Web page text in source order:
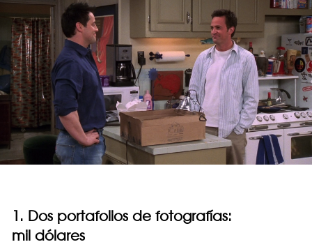
1. Dos portafolios de fotografías:
mil dólares